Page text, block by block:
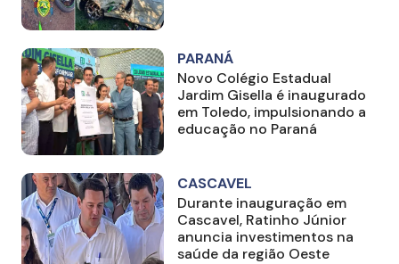
PARANÁ
Novo Colégio Estadual
Jardim Gisella é inaugurado
em Toledo, impulsionando a
educação no Paraná
CASCAVEL
Durante inauguração em
Cascavel, Ratinho Júnior
anuncia investimentos na
saúde da região Oeste